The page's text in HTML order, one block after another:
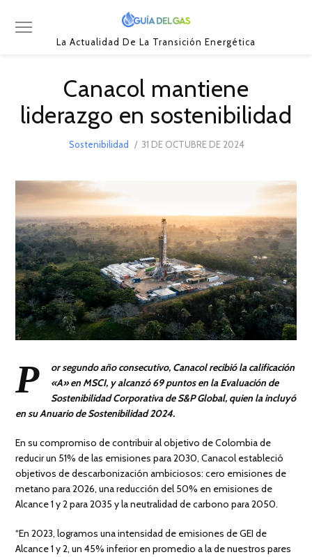
La Actualidad De La Transición Energética
Canacol mantiene
liderazgo en sostenibilidad
Sostenibilidad
POSTED
31 DE OCTUBRE DE 2024
P
or segundo año consecutivo, Canacol recibió la calificación
«A» en MSCI, y alcanzó 69 puntos en la Evaluación de
Sostenibilidad Corporativa de S&P Global, quien la incluyó
en su Anuario de Sostenibilidad 2024.
En su compromiso de contribuir al objetivo de Colombia de
reducir un 51% de las emisiones para 2030, Canacol estableció
objetivos de descarbonización ambiciosos: cero emisiones de
metano para 2026, una reducción del 50% en emisiones de
Alcance 1 y 2 para 2035 y la neutralidad de carbono para 2050.
“En 2023, logramos una intensidad de emisiones de GEI de
Alcance 1 y 2, un 45% inferior en promedio a la de nuestros pares